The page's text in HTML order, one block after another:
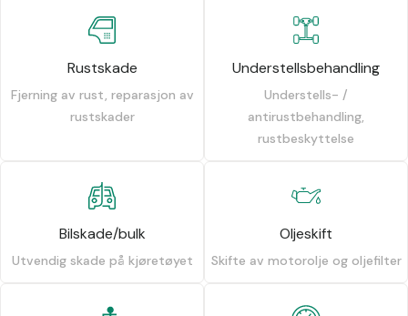
Rustskade
Fjerning av rust, reparasjon av
rustskader
Understellsbehandling
Understells- /
antirustbehandling,
rustbeskyttelse
Bilskade/bulk
Utvendig skade på kjøretøyet
Oljeskift
Skifte av motorolje og oljefilter